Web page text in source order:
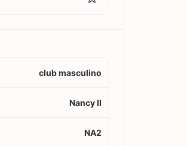
club masculino
Nancy II
NA2